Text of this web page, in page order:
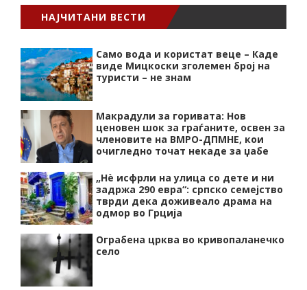
НАЈЧИТАНИ ВЕСТИ
Само вода и користат веце – Каде
виде Мицкоски зголемен број на
туристи – не знам
Макрадули за горивата: Нов
ценовен шок за граѓаните, освен за
членовите на ВМРО-ДПМНЕ, кои
очигледно точат некаде за џабе
„Нѐ исфрли на улица со дете и ни
задржа 290 евра“: српско семејство
тврди дека доживеало драма на
одмор во Грција
Ограбена црква во кривопаланечко
село